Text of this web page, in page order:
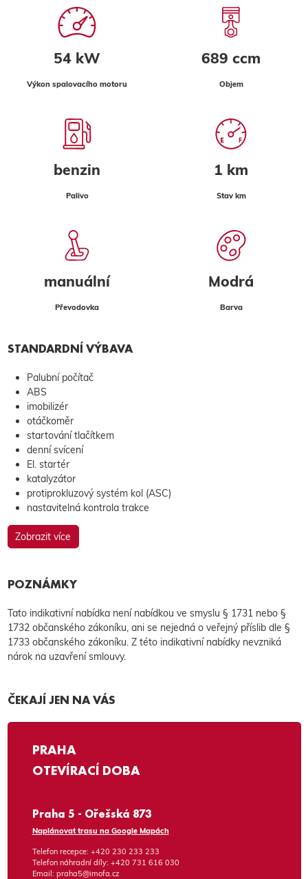
54 kW
Výkon spalovacího motoru
689 ccm
Objem
benzin
Palivo
1 km
Stav km
manuální
Převodovka
Modrá
Barva
STANDARDNÍ VÝBAVA
Palubní počítač
ABS
imobilizér
otáčkoměr
startování tlačítkem
denní svícení
El. startér
katalyzátor
protiprokluzový systém kol (ASC)
nastavitelná kontrola trakce
Zobrazit více
POZNÁMKY
Tato indikativní nabídka není nabídkou ve smyslu § 1731 nebo §
1732 občanského zákoníku, ani se nejedná o veřejný příslib dle §
1733 občanského zákoníku. Z této indikativní nabídky nevzniká
nárok na uzavření smlouvy.
ČEKAJÍ JEN NA VÁS
PRAHA
OTEVÍRACÍ DOBA
Praha 5 - Ořešská 873
Naplánovat trasu na Google Mapách
Telefon recepce: +420 230 233 233
Telefon náhradní díly: +420 731 616 030
Email: praha5@imofa.cz